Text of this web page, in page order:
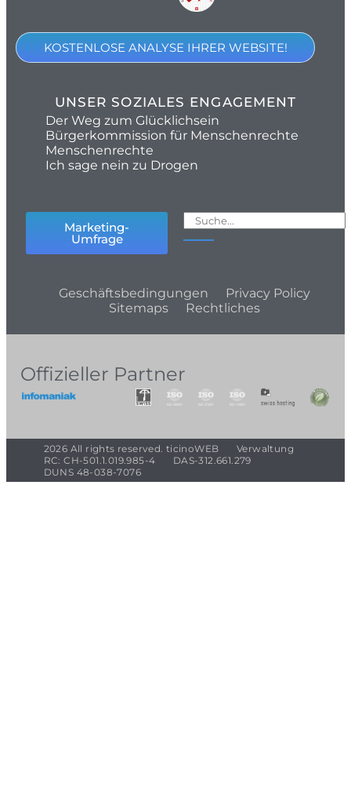
KOSTENLOSE ANALYSE IHRER WEBSITE!
UNSER SOZIALES ENGAGEMENT
Der Weg zum Glücklichsein
Bürgerkommission für Menschenrechte
Menschenrechte
Ich sage nein zu Drogen
Marketing-
Umfrage
Geschäftsbedingungen
Privacy Policy
Sitemaps
Rechtliches
Offizieller Partner
2026 All rights reserved. ticinoWEB
Verwaltung
RC: CH-501.1.019.985-4
DAS-312.661.279
DUNS 48-038-7076